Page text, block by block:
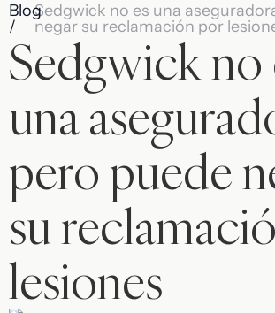
Blog
/
Sedgwick no es una
negar su reclamación por
Sedgwick no
una
pero puede
su
lesiones